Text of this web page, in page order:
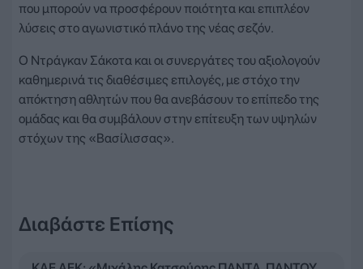
που μπορούν να προσφέρουν ποιότητα και επιπλέον
λύσεις στο αγωνιστικό πλάνο της νέας σεζόν.
Ο Ντράγκαν Σάκοτα και οι συνεργάτες του αξιολογούν
καθημερινά τις διαθέσιμες επιλογές, με στόχο την
απόκτηση αθλητών που θα ανεβάσουν το επίπεδο της
ομάδας και θα συμβάλουν στην επίτευξη των υψηλών
στόχων της «Βασίλισσας».
Διαβάστε Επίσης